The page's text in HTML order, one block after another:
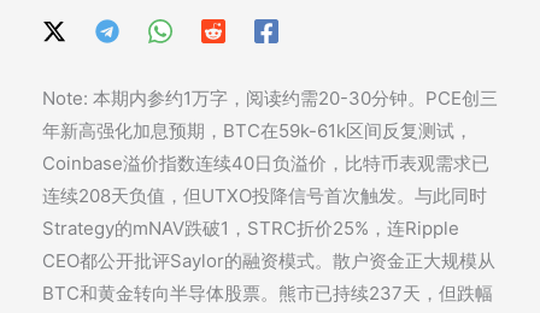
Note: 本期内参约1万字，阅读约需20-30分钟。PCE创三
年新高强化加息预期，BTC在59k-61k区间反复测试，
Coinbase溢价指数连续40日负溢价，比特币表观需求已
连续208天负值，但UTXO投降信号首次触发。与此同时
Strategy的mNAV跌破1，STRC折价25%，连Ripple
CEO都公开批评Saylor的融资模式。散户资金正大规模从
BTC和黄金转向半导体股票。熊市已持续237天，但跌幅